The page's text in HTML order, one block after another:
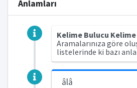
Anlamları
Kelime Bulucu
Aramalarınıza göre
listelerinde ki bazı
âlâ